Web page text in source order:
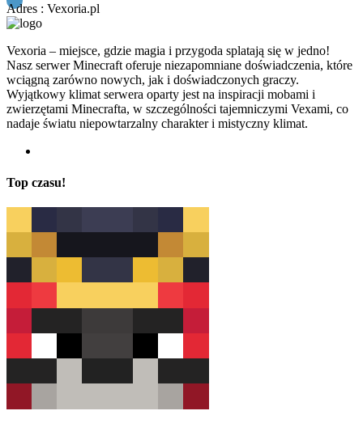
Adres : Vexoria.pl
Vexoria – miejsce, gdzie magia i przygoda splatają się w jedno!
Nasz serwer Minecraft oferuje niezapomniane doświadczenia, które
wciągną zarówno nowych, jak i doświadczonych graczy.
Wyjątkowy klimat serwera oparty jest na inspiracji mobami i
zwierzętami Minecrafta, w szczególności tajemniczymi Vexami, co
nadaje światu niepowtarzalny charakter i mistyczny klimat.
Top czasu!